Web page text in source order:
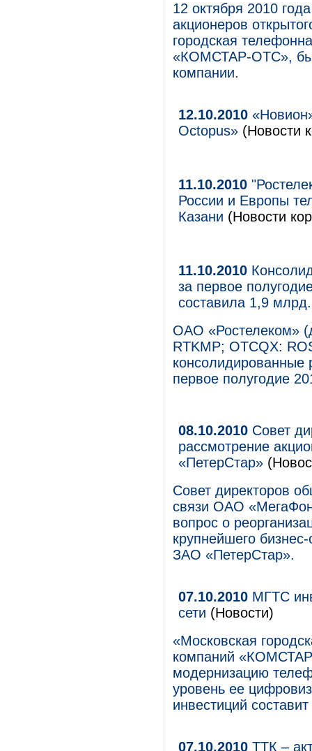
12 октября 2010
акционеров
городская
«КОМСТАР-ОТС», был
компании.
12.10.2010
Octopus» (Новости
11.10.2010
России и Европы
Казани (Новости
11.10.2010
за первое
составила 1,9
ОАО «Ростелеком»
RTKMP; OTCQX:
консолидированные
первое полугодие
08.10.2010 Совет
рассмотрение
«ПетерСтар»
Совет директоров
связи ОАО
вопрос о
крупнейшего
ЗАО «ПетерСтар».
07.10.2010 МГТС
сети (Новости)
«Московская
компаний
модернизацию
уровень ее
инвестиций
07.10.2010 ТТК –